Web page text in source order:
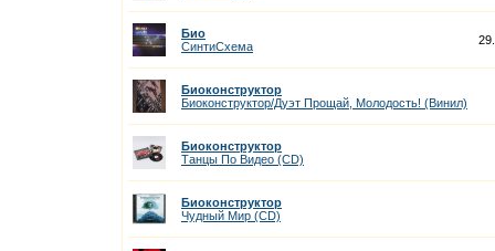
Био
СинтиСхема
Биоконструктор
Биоконструктор/Дуэт Прощай, Молодость! (Винил)
Биоконструктор
Танцы По Видео (CD)
Биоконструктор
Чудный Мир (CD)